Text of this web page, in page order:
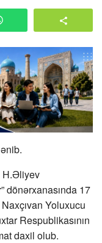
H.Əliyev
dönərxanasında 17
Yoluxucu
Respublikasının
daxil olub.